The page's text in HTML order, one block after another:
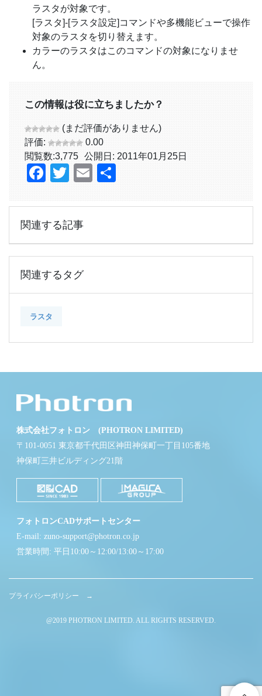
ラスタが対象です。
[ラスタ]-[ラスタ設定]コマンドや多機能ビューで操作
対象のラスタを切り替えます。
カラーのラスタはこのコマンドの対象になりませ
ん。
この情報は役に立ちましたか？
(まだ評価がありません)
評価:
0.00
閲覧数:3,775 公開日: 2011年01月25日
Facebook
TwitterEmail
関連する記事
関連するタグ
ラスタ
株式会社フォトロン (PHOTRON LIMITED)
〒101-0051 東京都千代田区神田神保町一丁目105番地
神保町三井ビルディング21階
フォトロンCADサポートセンター
E-mail: zuno-support@photron.co.jp
営業時間: 平日10:00～12:00/13:00～17:00
プライバシーポリシー →
@2019 PHOTRON LIMITED. ALL RIGHTS RESERVED.